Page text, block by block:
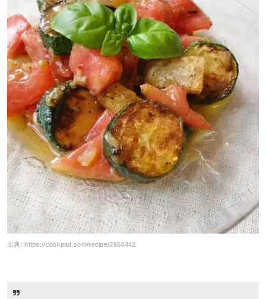
出典:https://cookpad.com/recipe/2654442